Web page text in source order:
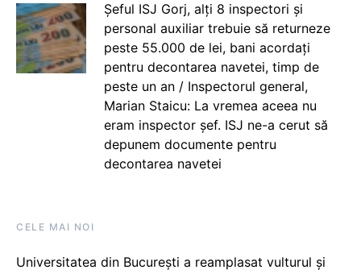
Șeful ISJ Gorj, alți 8 inspectori și
personal auxiliar trebuie să returneze
peste 55.000 de lei, bani acordați
pentru decontarea navetei, timp de
peste un an / Inspectorul general,
Marian Staicu: La vremea aceea nu
eram inspector șef. ISJ ne-a cerut să
depunem documente pentru
decontarea navetei
CELE MAI NOI
Universitatea din București a reamplasat vulturul și